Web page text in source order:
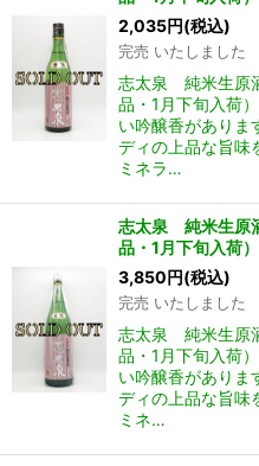
2,035円(税込)
完売 いたしました
志太泉 純米生
品・1月下旬入荷
い吟醸香がありま
ディの上品な旨味
ミネラ…
志太泉 純米生
品・1月下旬入荷）
3,850円(税込)
完売 いたしました
志太泉 純米生
品・1月下旬入荷
い吟醸香がありま
ディの上品な旨味
ミネ…